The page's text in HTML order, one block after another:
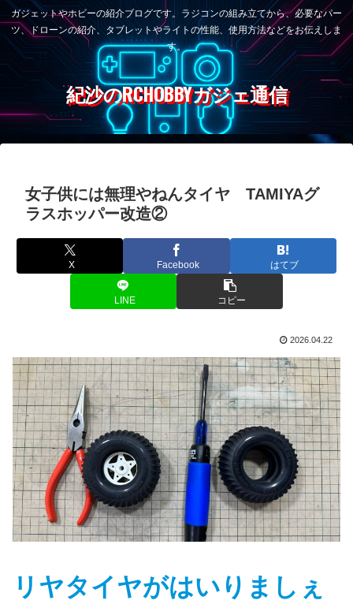
ガジェットやホビーの紹介ブログです。ラジコンの組み立てから、必要なパー
ツ、ドローンの紹介、タブレットやライトの性能、使用方法などをお伝えしま
す。
紀沙のRCHOBBYガジェ通信
女子供には無理やねんタイヤ TAMIYAグ
ラスホッパー改造②
X Facebook はてブ
LINE コピー
2026.04.22
リヤタイヤがはいりましぇ